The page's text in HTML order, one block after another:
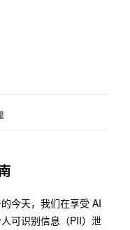
今天，我们在享受 AI
可识别信息（PII）泄